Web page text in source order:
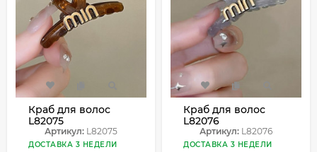
Краб для волос
L82075
Артикул: L82075
ДОСТАВКА 3 НЕДЕЛИ
Краб для волос
L82076
Артикул: L82076
ДОСТАВКА 3 НЕДЕЛИ